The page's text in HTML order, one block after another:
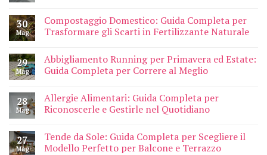
30
Mag
Compostaggio Domestico: Guida Completa per
Trasformare gli Scarti in Fertilizzante Naturale
29
Mag
Abbigliamento Running per Primavera ed Estate:
Guida Completa per Correre al Meglio
28
Mag
Allergie Alimentari: Guida Completa per
Riconoscerle e Gestirle nel Quotidiano
27
Mag
Tende da Sole: Guida Completa per Scegliere il
Modello Perfetto per Balcone e Terrazzo